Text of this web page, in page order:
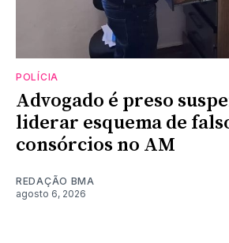
POLÍCIA
Advogado é preso
liderar esquema de
consórcios no AM
REDAÇÃO BMA
agosto 6, 2026